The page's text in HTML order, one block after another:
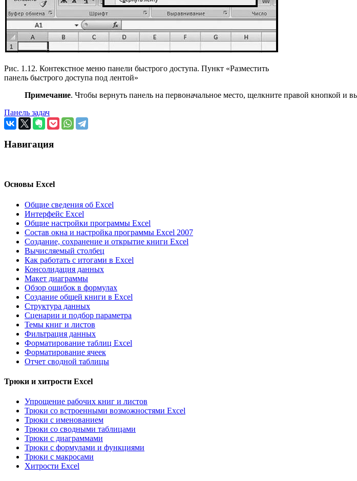
Рис. 1.12. Контекстное меню панели быстрого доступа. Пункт «Разместить
панель быстрого доступа под лентой»
Примечание. Чтобы вернуть панель на первоначальное место, щелкните правой кнопкой и
Панель задач
Навигация
Основы Excel
Общие сведения об Excel
Интерфейс Excel
Общие настройки программы Excel
Состав окна и настройка программы Excel 2007
Создание, сохранение и открытие книги Excel
Вычисляемый столбец
Как работать с итогами в Excel
Консолидация данных
Макет диаграммы
Обзор ошибок в формулах
Создание общей книги в Excel
Структура данных
Сценарии и подбор параметра
Темы книг и листов
Фильтрация данных
Форматирование таблиц Excel
Форматирование ячеек
Отчет сводной таблицы
Трюки и хитрости Excel
Упрощение рабочих книг и листов
Трюки со встроенными возможностями Excel
Трюки с именованием
Трюки со сводными таблицами
Трюки с диаграммами
Трюки с формулами и функциями
Трюки с макросами
Хитрости Excel